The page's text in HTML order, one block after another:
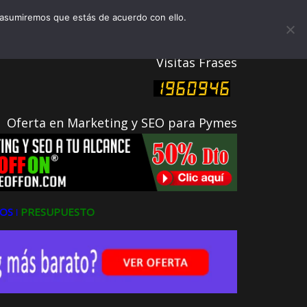
Visitas Frases
Oferta en Marketing y SEO para Pymes
ǀ PRESUPUESTO
que estás de acuerdo con ello.